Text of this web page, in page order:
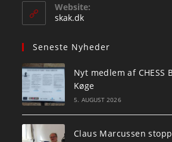
Website:
skak.dk
Seneste Nyheder
Nyt medlem af CHESS
Køge
5. AUGUST 2026
Claus Marcussen